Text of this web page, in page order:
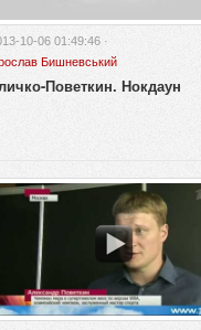
10-06 01:49:46 ·
Бишневський
Поветкин. Нокдаун